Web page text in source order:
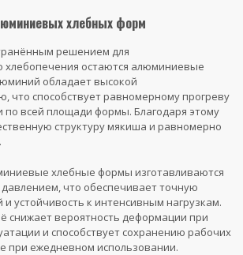
хлебных форм
решением для
хлебопечения остаются алюминиевые
обладает высокой
что способствует равномерному прогреву
по всей площади формы. Благодаря этому
структуру мякиша и равномерно
хлебные формы изготавливаются
что обеспечивает точную
устойчивость к интенсивным нагрузкам.
снижает вероятность деформации при
и способствует сохранению рабочих
при ежедневном использовании.